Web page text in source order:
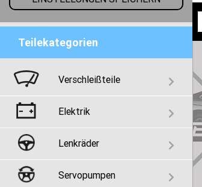
Teilekategorien
Verschleißteile
Elektrik
Lenkräder
Servopumpen